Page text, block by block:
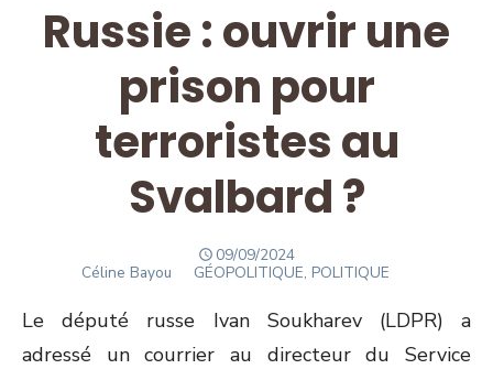
Russie : ouvrir une
prison pour
terroristes au
Svalbard ?
POSTED
ON
09/09/2024
Author
Céline Bayou GÉOPOLITIQUE, POLITIQUE
Le député russe Ivan Soukharev (LDPR) a
adressé un courrier au directeur du Service